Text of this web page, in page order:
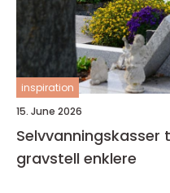
inspiration
15. June 2026
gravstell enklere